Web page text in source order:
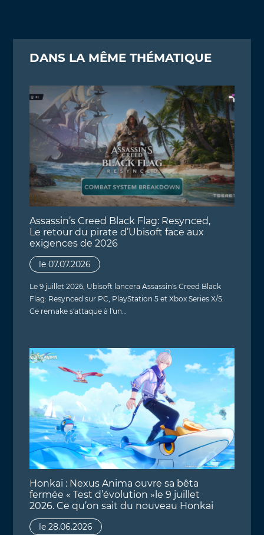
DANS LA MÊME THÉMATIQUE
Assassin’s Creed Black Flag: Resynced,
Le retour du pirate d’Ubisoft face aux
exigences de 2026
le 07.07.2026
Le 9 juillet 2026, Ubisoft lancera Assassin's Creed Black
Flag: Resynced sur PC, PlayStation 5 et Xbox Series X/S.
Ce remake s'attaque à l'un…
Honkai : Nexus Anima ouvre sa bêta
fermée « Test d’évolution »le 9 juillet
2026. Ce qu’on sait du nouveau Honkai
le 28.06.2026